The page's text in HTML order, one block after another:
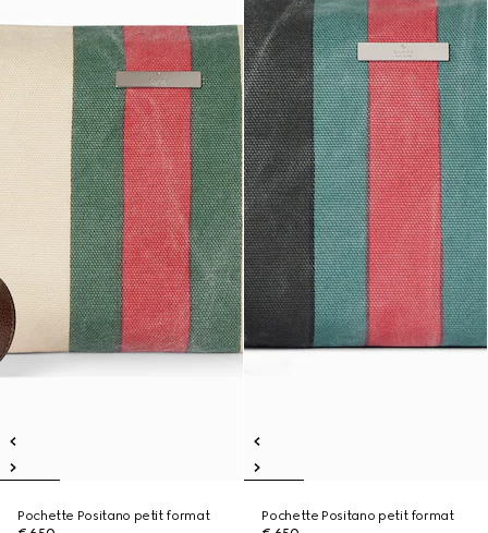
Pochette Positano petit format
Pochette Positano petit format